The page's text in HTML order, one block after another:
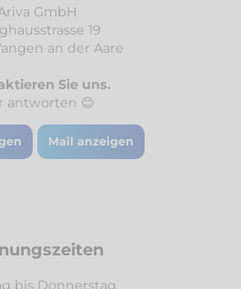
GmbH
19
an der Aare
Sie uns.
antworten 😊
Mail anzeigen
bis Donnerstag